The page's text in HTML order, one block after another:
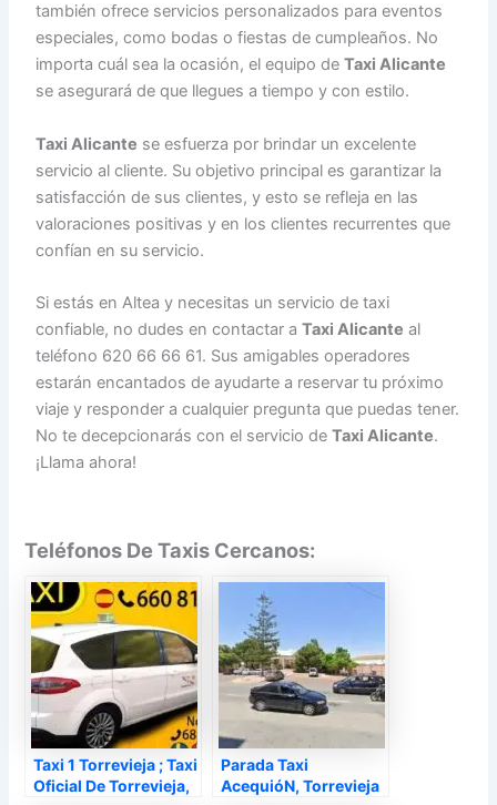
también ofrece servicios personalizados para eventos
especiales, como bodas o fiestas de cumpleaños. No
importa cuál sea la ocasión, el equipo deTaxi Alicante
se asegurará de que llegues a tiempo y con estilo.
Taxi Alicante se esfuerza por brindar un excelente
servicio al cliente. Su objetivo principal es garantizar la
satisfacción de sus clientes, y esto se refleja en las
valoraciones positivas y en los clientes recurrentes que
confían en su servicio.
Si estás en Altea y necesitas un servicio de taxi
confiable, no dudes en contactar aTaxi Alicante al
teléfono 620 66 66 61. Sus amigables operadores
estarán encantados de ayudarte a reservar tu próximo
viaje y responder a cualquier pregunta que puedas tener.
No te decepcionarás con el servicio deTaxi Alicante.
¡Llama ahora!
Teléfonos De Taxis Cercanos:
Taxi 1 Torrevieja ; Taxi
Oficial De Torrevieja,
Parada Taxi
AcequióN, Torrevieja